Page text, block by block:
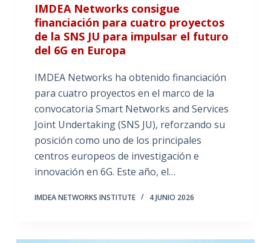
IMDEA Networks consigue
financiación para cuatro proyectos
de la SNS JU para impulsar el futuro
del 6G en Europa
IMDEA Networks ha obtenido financiación
para cuatro proyectos en el marco de la
convocatoria Smart Networks and Services
Joint Undertaking (SNS JU), reforzando su
posición como uno de los principales
centros europeos de investigación e
innovación en 6G. Este año, el…
IMDEA NETWORKS INSTITUTE 4 JUNIO 2026